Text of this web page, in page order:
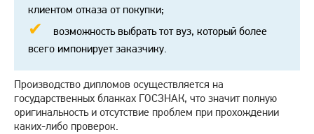
клиентом отказа от покупки;
возможность выбрать тот вуз, который более
всего импонирует заказчику.
Производство дипломов осуществляется на
государственных бланках ГОСЗНАК, что значит полную
оригинальность и отсутствие проблем при прохождении
каких-либо проверок.